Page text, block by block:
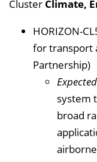
Cluster Climate,
HORIZON-
for transport
Partnership)
system
broad